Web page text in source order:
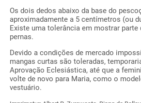
Os dois dedos abaixo da base do
aproximadamente a 5 centímetros (ou
Existe uma tolerância em mostrar parte
pernas.
Devido a condições de mercado
mangas curtas são toleradas,
Aprovação Eclesiástica, até que a
volte de novo para Maria, como o
vestuário.